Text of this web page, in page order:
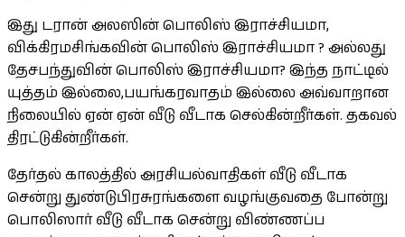
இது டரான் அலஸின் பொலிஸ் இராச்சியமா,
விக்கிரமசிங்கவின் பொலிஸ் இராச்சியமா ? அல்லது
தேசபந்துவின் பொலிஸ் இராச்சியமா? இந்த நாட்டில்
யுத்தம் இல்லை,பயங்கரவாதம் இல்லை அவ்வாறான
நிலையில் ஏன் ஏன் வீடு வீடாக செல்கின்றீர்கள். தகவல்
திரட்டுகின்றீர்கள்.
தேர்தல் காலத்தில் அரசியல்வாதிகள் வீடு வீடாக
சென்று துண்டுபிரசுரங்களை வழங்குவதை போன்று
பொலிஸார் வீடு வீடாக சென்று விண்ணப்ப